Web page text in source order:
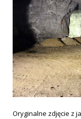
Oryginalne zdjęcie z